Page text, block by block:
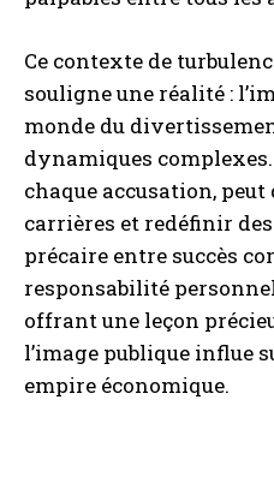
Ce contexte de
souligne une réalité :
monde du
dynamiques
chaque accusation,
carrières et redéfinir
précaire entre succès
responsabilité
offrant une leçon
l’image publique influe
empire économique.